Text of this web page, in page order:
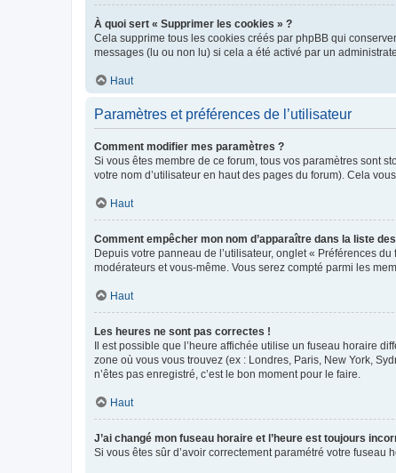
À quoi sert « Supprimer les cookies » ?
Cela supprime tous les cookies créés par phpBB qui
messages (lu ou non lu) si cela a été activé par un
Haut
Paramètres et préférences de l’utilisateur
Comment modifier mes paramètres ?
Si vous êtes membre de ce forum, tous vos paramètres sont
votre nom d’utilisateur en haut des pages du forum). Cela
Haut
Comment empêcher mon nom d’apparaître dans la liste
Depuis votre panneau de l’utilisateur, onglet « Préférences du
modérateurs et vous-même. Vous serez compté parmi les
Haut
Les heures ne sont pas correctes !
Il est possible que l’heure affichée utilise un fuseau horaire
zone où vous vous trouvez (ex : Londres, Paris, New York,
n’êtes pas enregistré, c’est le bon moment pour le faire.
Haut
J’ai changé mon fuseau horaire et l’heure est toujours
Si vous êtes sûr d’avoir correctement paramétré votre